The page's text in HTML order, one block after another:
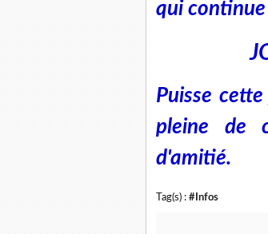
qui
Puisse
pleine de
d'amitié.
Tag(s) : #Infos